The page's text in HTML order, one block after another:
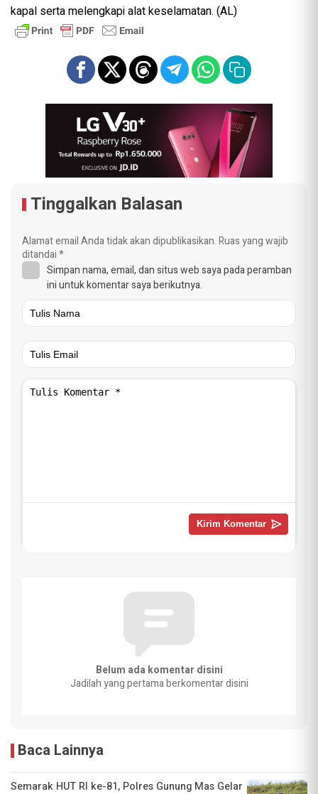
kapal serta melengkapi alat keselamatan. (AL)
Tinggalkan Balasan
Alamat email Anda tidak akan dipublikasikan.Ruas yang wajib
ditandai*
Simpan nama, email, dan situs web saya pada peramban
ini untuk komentar saya berikutnya.
Belum ada komentar disini
Jadilah yang pertama berkomentar disini
Baca Lainnya
Semarak HUT RI ke-81, Polres Gunung Mas Gelar